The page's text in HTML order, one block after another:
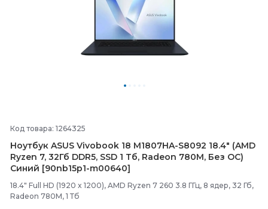
Код товара: 1264325
Ноутбук ASUS Vivobook 18 M1807HA-S8092 18.4" (AMD
Ryzen 7, 32Гб DDR5, SSD 1 Тб, Radeon 780M, Без ОС)
Синий [90nb15p1-m00640]
18.4" Full HD (1920 x 1200), AMD Ryzen 7 260 3.8 ГГц, 8 ядер, 32 Гб,
Radeon 780M, 1 Тб